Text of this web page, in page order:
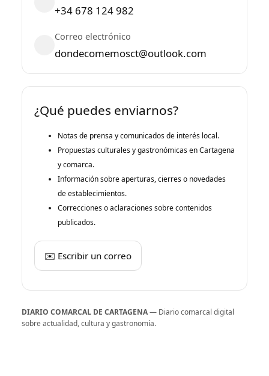
+34 678 124 982
Correo electrónico
dondecomemosct@outlook.com
¿Qué puedes enviarnos?
Notas de prensa y comunicados de interés local.
Propuestas culturales y gastronómicas en Cartagena
y comarca.
Información sobre aperturas, cierres o novedades
de establecimientos.
Correcciones o aclaraciones sobre contenidos
publicados.
✉️ Escribir un correo
DIARIO COMARCAL DE CARTAGENA— Diario comarcal digital
sobre actualidad, cultura y gastronomía.